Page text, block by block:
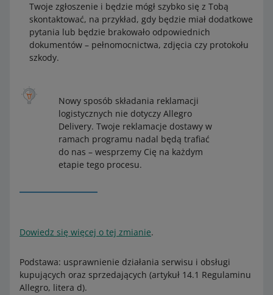
Twoje zgłoszenie i będzie mógł szybko się z Tobą
skontaktować, na przykład, gdy będzie miał dodatkowe
pytania lub będzie brakowało odpowiednich
dokumentów – pełnomocnictwa, zdjęcia czy protokołu
szkody.
Nowy sposób składania reklamacji
logistycznych nie dotyczy Allegro
Delivery. Twoje reklamacje dostawy w
ramach programu nadal będą trafiać
do nas – wesprzemy Cię na każdym
etapie tego procesu.
Dowiedz się więcej o tej zmianie.
Podstawa: usprawnienie działania serwisu i obsługi
kupujących oraz sprzedających (artykuł 14.1 Regulaminu
Allegro, litera d).